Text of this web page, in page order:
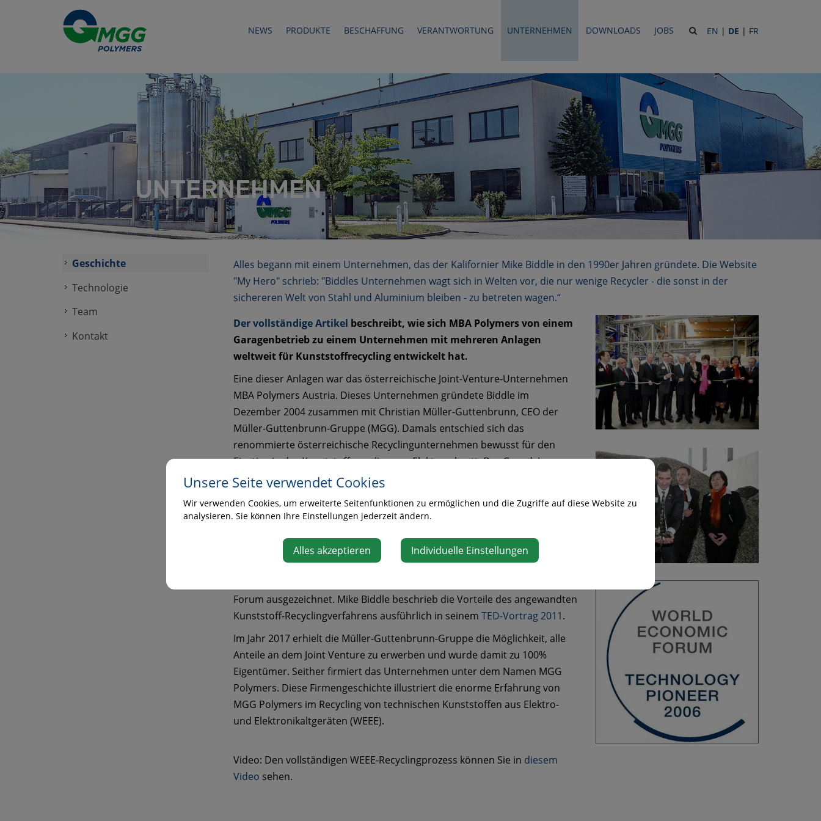
EN | DE | FR
Site
NEWS PRODUKTE BESCHAFFUNG VERANTWORTUNG UNTERNEHMEN DOWNLOADS JOBS
UNTERNEHMEN
Alles begann mit einem Unternehmen, das der Kalifornier Mike Biddle in den 1990er Jahren gründete. Die Website
"My Hero" schrieb: "Biddles Unternehmen wagt sich in Welten vor, die nur wenige Recycler - die sonst in der
sichereren Welt von Stahl und Aluminium bleiben - zu betreten wagen.“
Der vollständige Artikel beschreibt, wie sich MBA Polymers von einem
Garagenbetrieb zu einem Unternehmen mit mehreren Anlagen
weltweit für Kunststoffrecycling entwickelt hat.
Eine dieser Anlagen war das österreichische Joint-Venture-Unternehmen
MBA Polymers Austria. Dieses Unternehmen gründete Biddle im
Dezember 2004 zusammen mit Christian Müller-Guttenbrunn, CEO der
Müller-Guttenbrunn-Gruppe (MGG). Damals entschied sich das
renommierte österreichische Recyclingunternehmen bewusst für den
Einstieg in das Kunststoffrecycling aus Elektroschrott. Der Grund: Immer
mehr Elektrogeräte wurden mit technischen Kunststoffen hergestellt, die
Tonne vorweisen.
Produktionskapazität von 50.000 MT eingehenden E-Schrott-
Kunststoffmaterials. Der Joint Venture Partner MBA Polymers Inc. wurde
Forum ausgezeichnet. Mike Biddle beschrieb die Vorteile des angewandten
Kunststoff-Recyclingverfahrens ausführlich in seinem TED-Vortrag 2011.
Im Jahr 2017 erhielt die Müller-Guttenbrunn-Gruppe die Möglichkeit, alle
Anteile an dem Joint Venture zu erwerben und wurde damit zu 100%
Eigentümer. Seither firmiert das Unternehmen unter dem Namen MGG
Polymers. Diese Firmengeschichte illustriert die enorme Erfahrung von
MGG Polymers im Recycling von technischen Kunststoffen aus Elektro-
und Elektronikaltgeräten (WEEE).
Video: Den vollständigen WEEE-Recyclingprozess können Sie in diesem
Video sehen.
Geschichte
Technologie
Team
Kontakt
Unsere Seite verwendet Cookies
Wir verwenden Cookies, um erweiterte Seitenfunktionen zu ermöglichen und die Zugriffe auf diese Website zu
analysieren. Sie können Ihre Einstellungen jederzeit ändern.
Alles akzeptieren Individuelle Einstellungen